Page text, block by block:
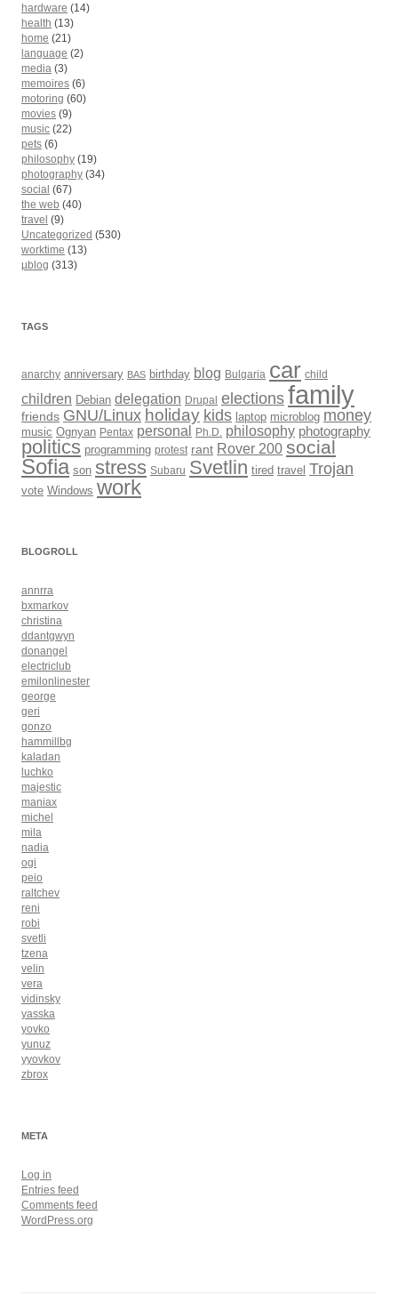
hardware (14)
health (13)
home (21)
language (2)
media (3)
memoires (6)
motoring (60)
movies (9)
music (22)
pets (6)
philosophy (19)
photography (34)
social (67)
the web (40)
travel (9)
Uncategorized (530)
worktime (13)
µblog (313)
TAGS
anarchy anniversary BAS birthday blog Bulgaria car child
children Debian delegation Drupal elections family
friends GNU/Linux holiday kids laptop microblog money
music Ognyan Pentax personal Ph.D. philosophy photography
politics programming protest rant Rover 200 social
Sofia son stress Subaru Svetlin tired travel Trojan
vote Windows work
BLOGROLL
annrra
bxmarkov
christina
ddantgwyn
donangel
electriclub
emilonlinester
george
geri
gonzo
hammillbg
kaladan
luchko
majestic
maniax
michel
mila
nadia
ogi
peio
raltchev
reni
robi
svetli
tzena
velin
vera
vidinsky
yasska
yovko
yunuz
yyovkov
zbrox
META
Log in
Entries feed
Comments feed
WordPress.org